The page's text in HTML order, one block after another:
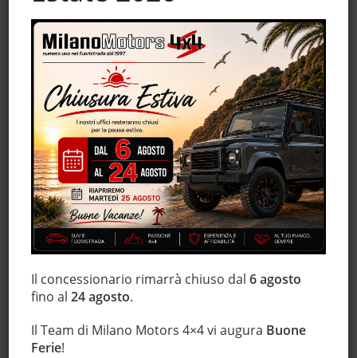
Chiusura centralizzata senza chiave
Chiusura centralizzata telecomandata
Climatizzatore
Controllo trazione
ESP
Fendinebbia
Filtro antiparticolato
Immobilizzatore elettronico
Luci diurne
Monitoraggio pressione pneumatici
MP3
Servosterzo
Volante multifunzione
Il concessionario rimarrà chiuso dal6 agosto
fino al24 agosto.
Il Team di Milano Motors 4×4 vi augura Buone
Ferie!